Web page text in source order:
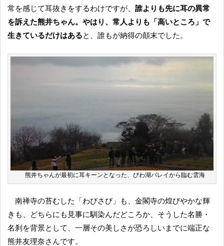
常を感じて耳抜きをするわけですが、 誰よりも先に耳の異常
を訴えた熊井ちゃん。やはり、常人よりも「高いところ」で
生きているだけはあると、誰もが納得の顛末でした。
熊井ちゃんが最初に耳キーンとなった、びわ湖バレイから臨む雲海
南禅寺の苔むした「わびさび」も、金閣寺の煌びやかな輝
きも、どちらにも見事に馴染んだどころか、そうした名勝・
名刹を背景として、一層その美しさが恐ろしいまでに端正な
熊井友理奈さんです。